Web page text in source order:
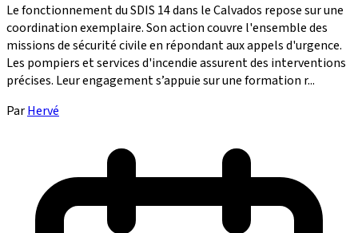
Le fonctionnement du SDIS 14 dans le Calvados repose sur une
coordination exemplaire. Son action couvre l'ensemble des
missions de sécurité civile en répondant aux appels d'urgence.
Les pompiers et services d'incendie assurent des interventions
précises. Leur engagement s’appuie sur une formation r...
ParHervé